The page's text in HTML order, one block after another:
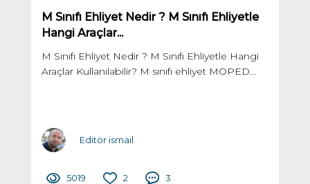
M Sınıfı Ehliyet Nedir ? M Sınıfı Ehliyetle
Hangi Araçlar...
M Sınıfı Ehliyet Nedir ? M Sınıfı Ehliyetle Hangi
Araçlar Kullanılabilir? M sınıfı ehliyet MOPED...
Editör ismail
5019 2 3